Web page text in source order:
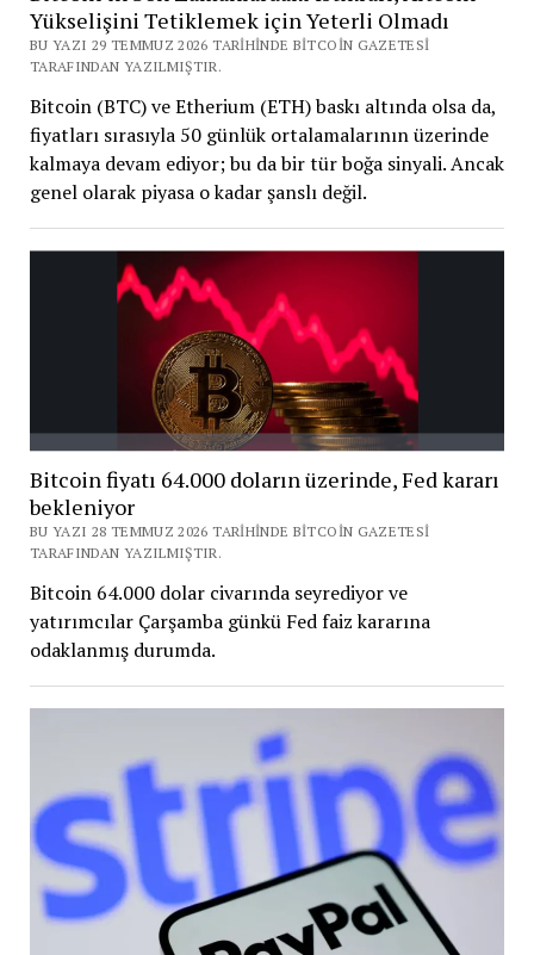
Yükselişini Tetiklemek için Yeterli Olmadı
BU YAZI 29 TEMMUZ 2026 TARIHINDE BITCOIN GAZETESI
TARAFINDAN YAZILMIŞTIR.
Bitcoin (BTC) ve Etherium (ETH) baskı altında olsa da,
fiyatları sırasıyla 50 günlük ortalamalarının üzerinde
kalmaya devam ediyor; bu da bir tür boğa sinyali. Ancak
genel olarak piyasa o kadar şanslı değil.
Bitcoin fiyatı 64.000 doların üzerinde, Fed kararı
bekleniyor
BU YAZI 28 TEMMUZ 2026 TARIHINDE BITCOIN GAZETESI
TARAFINDAN YAZILMIŞTIR.
Bitcoin 64.000 dolar civarında seyrediyor ve
yatırımcılar Çarşamba günkü Fed faiz kararına
odaklanmış durumda.